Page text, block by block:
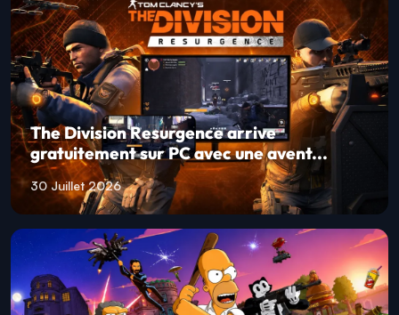
The Division Resurgence arrive
gratuitement sur PC avec une avent...
30 Juillet 2026